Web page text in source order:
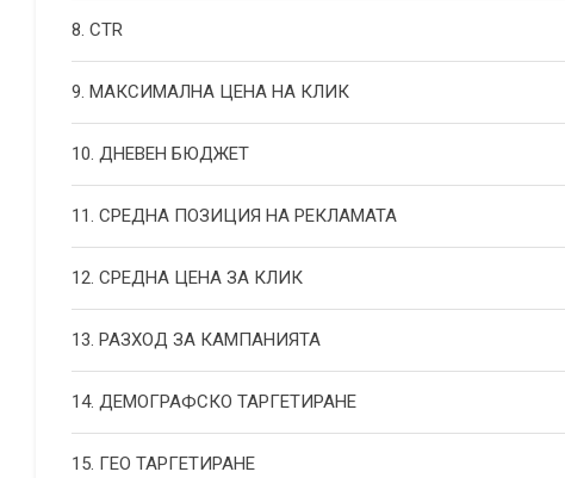
8. CTR
9. МАКСИМАЛНА ЦЕНА НА КЛИК
10. ДНЕВЕН БЮДЖЕТ
11. СРЕДНА ПОЗИЦИЯ НА РЕКЛАМАТА
12. СРЕДНА ЦЕНА ЗА КЛИК
13. РАЗХОД ЗА КАМПАНИЯТА
14. ДЕМОГРАФСКО ТАРГЕТИРАНЕ
15. ГЕО ТАРГЕТИРАНЕ